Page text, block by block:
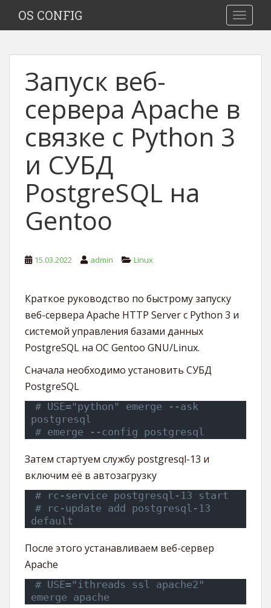
i
OS CONFIG
Запуск веб-
сервера Apache в
связке с Python 3
и СУБД
PostgreSQL на
Gentoo
15.03.2022 admin Linux
Краткое руководство по быстрому запуску
веб-сервера Apache HTTP Server с Python 3 и
системой управления базами данных
PostgreSQL на ОС Gentoo GNU/Linux.
Сначала необходимо установить СУБД
PostgreSQL
# USE="python" emerge --ask
postgresql
# emerge --config postgresql
Затем стартуем службу postgresql-13 и
включим её в автозагрузку
# rc-service postgresql-13 start
# rc-update add postgresql-13
default
После этого устанавливаем веб-сервер
Apache
# USE="ithreads ssl apache2"
emerge apache